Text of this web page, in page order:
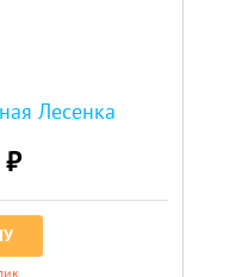
Лесенка